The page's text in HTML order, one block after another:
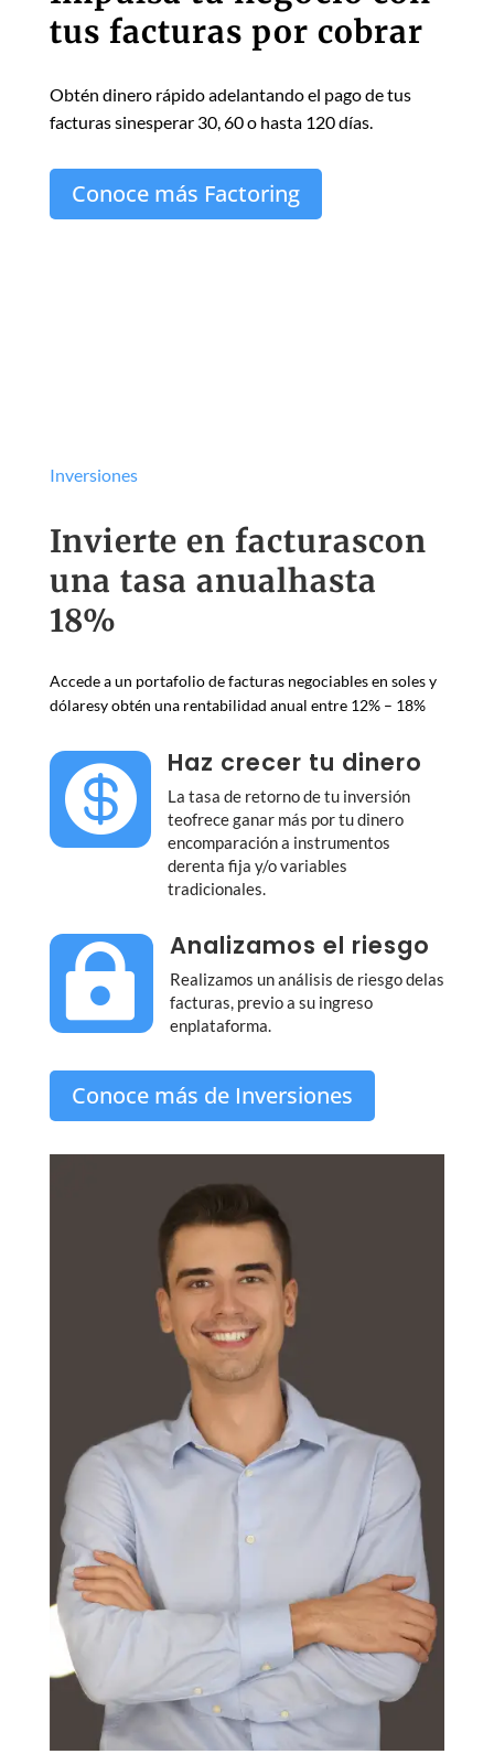
tus facturas por cobrar
Obtén dinero rápido adelantando el pago de tus
facturas sinesperar 30, 60 o hasta 120 días.
Conoce más Factoring
Inversiones
Invierte en facturascon
una tasa anualhasta
18%
Accede a un portafolio de facturas negociables en soles y
dólaresy obtén una rentabilidad anual entre 12% – 18%
 Haz crecer tu dinero
La tasa de retorno de tu inversión
teofrece ganar más por tu dinero
encomparación a instrumentos
derenta fija y/o variables
tradicionales.
 Analizamos el riesgo
Realizamos un análisis de riesgo delas
facturas, previo a su ingreso
enplataforma.
Conoce más de Inversiones